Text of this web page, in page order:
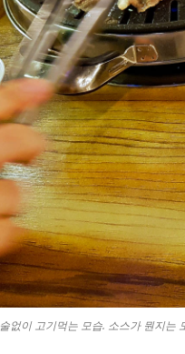
술없이 고기먹는 모습. 소스가 뭔지는